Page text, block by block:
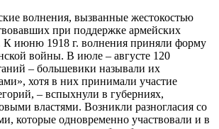
волнения, вызванные жестокостью
при поддержке армейских
К июню 1918 г. волнения приняли форму
войны. В июле – августе 120
– большевики называли их
хотя в них принимали участие
– вспыхнули в губерниях,
властями. Возникли разногласия со
которые одновременно участвовали и в